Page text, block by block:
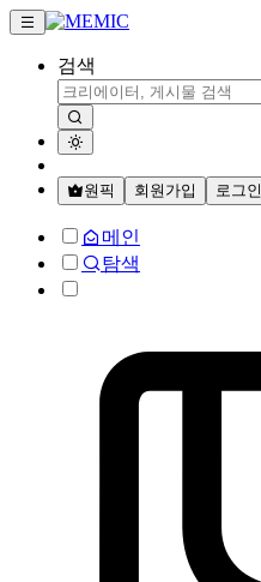
검색
원픽 회원가입 로그인
메인
탐색